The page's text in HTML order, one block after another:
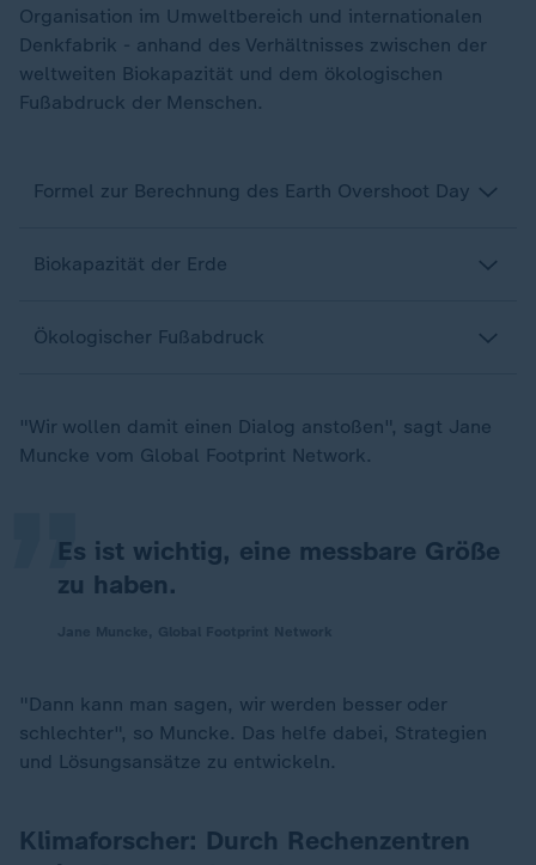
Organisation im Umweltbereich und internationalen
Denkfabrik - anhand des Verhältnisses zwischen der
weltweiten Biokapazität und dem ökologischen
Fußabdruck der Menschen.
Formel zur Berechnung des Earth Overshoot Day
Biokapazität der Erde
Ökologischer Fußabdruck
"Wir wollen damit einen Dialog anstoßen", sagt Jane
Muncke vom Global Footprint Network.
Es ist wichtig, eine messbare Größe
zu haben.
„
"Dann kann man sagen, wir werden besser oder
schlechter", so Muncke. Das helfe dabei, Strategien
und Lösungsansätze zu entwickeln.
Klimaforscher: Durch Rechenzentren